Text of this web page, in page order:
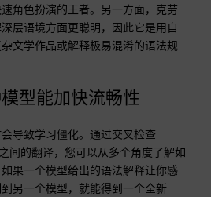
角色扮演的王者。另一方面，克劳
层语境方面更聪明，因此它是用自
文学作品或解释极易混淆的语法规
型能加快流畅性
导致学习僵化。通过交叉检查
间的翻译，您可以从多个角度了解如
果一个模型给出的语法解释让你感
另一个模型，就能得到一个全新